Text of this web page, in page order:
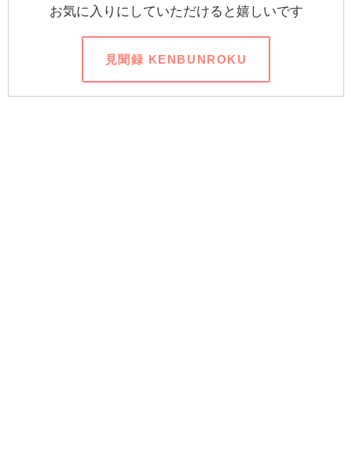
お気に入りにしていただけると嬉しいです
見聞録 KENBUNROKU